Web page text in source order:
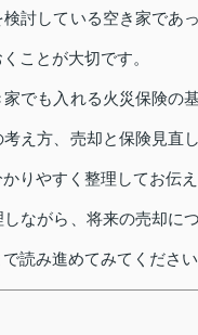
討している空き家であ
ことが大切です。
でも入れる火災保険の
え方、売却と保険見直
りやすく整理してお伝え
ながら、将来の売却に
読み進めてみてください